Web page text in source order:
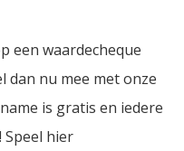
een waardecheque
dan nu mee met onze
is gratis en iedere
Speel hier